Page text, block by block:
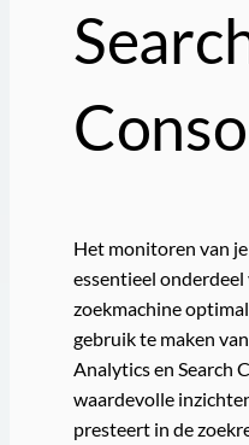
Het monitoren van
essentieel
zoekmachine
gebruik te maken
Analytics en Search
waardevolle
presteert in de